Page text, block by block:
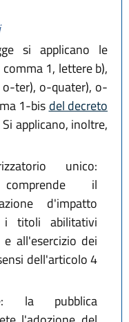
si applicano le
1, lettere b),
o-ter), o-quater), o-
1-bis del decreto
Si applicano, inoltre,
unico:
il
d'impatto
titoli abilitativi
e all'esercizio dei
dell'articolo 4
la pubblica